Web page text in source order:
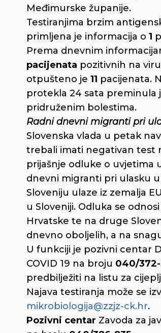
Međimurske županije.
Testiranjima brzim
primljena je informacija o 1
Prema dnevnim
pacijenata pozitivnih na
otpušteno je 11 pacijenata.
protekla 24 sata preminula
pridruženim bolestima.
Radni dnevni migranti pri
Slovenska vlada u petak
trebali imati negativan test
prijašnje odluke o uvjetima
dnevni migranti pri ulasku u
Sloveniju ulaze iz zemalja
u Sloveniji. Odluka se
Hrvatske te na druge
dnevno oboljelih, a na
U funkciji je pozivni centar
COVID 19 na broju 040/
predbilježiti na listu za
Najava testiranja može se
mikrobiologija@zzjz-ck.hr.
Pozivni centar Zavoda za